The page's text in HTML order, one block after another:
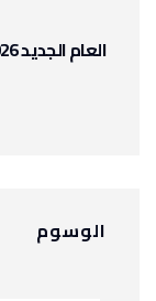
العام الجديد 2026
الوسوم